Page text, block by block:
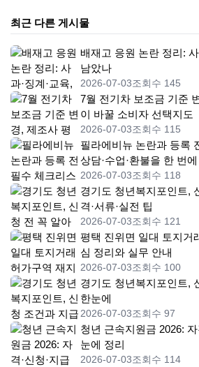
최근 다른 게시물
배재고 응원 논란 정리:
남았나
2026-07-03조회수 145
7월 전기차 보조금 기준
이 바꿀 소비자 선택지도
2026-07-03조회수 115
필라에비뉴 논란과 등록
상담·수업·환불을 한 번
2026-07-03조회수 118
경기도 청년복지포인트,
격·서류·실전 팁
2026-07-03조회수 121
평택 진위면 일대 토지거
심 정리와 실무 안내
2026-07-03조회수 100
경기도 청년복지포인트,
한눈에
2026-07-03조회수 97
청년 근속지원금 2026:
눈에 정리
2026-07-03조회수 114